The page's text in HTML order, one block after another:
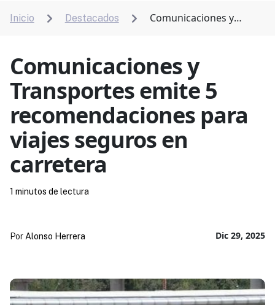
Inicio  Destacados 
Comunicaciones y
Comunicaciones y
Transportes emite 5
recomendaciones para
viajes seguros en
carretera
Dic 29, 2025
Por Alonso Herrera
1 minutos de lectura